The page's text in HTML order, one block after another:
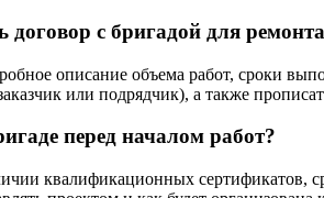
договор с бригадой для
описание объема работ, сроки
или подрядчик), а также
перед началом работ?
квалификационных сертификатов,